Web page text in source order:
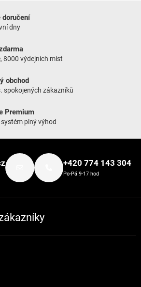
doručení
dny
, 8000 výdejních míst
obchod
spokojených zákazníků
Premium
plný výhod
+420 774 143 304
Po-Pá 9-17 hod